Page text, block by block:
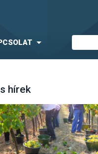
hírek